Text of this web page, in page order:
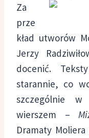
Za
prze
kład utworów
Jerzy
docenić.
starannie, co
szczególnie
wierszem –
Dramaty